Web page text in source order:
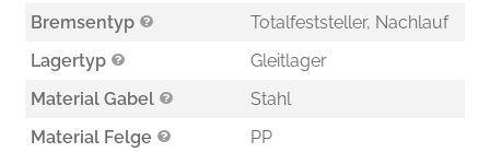
Bremsentyp
Totalfeststeller, Nachlauf
Lagertyp
Gleitlager
Material Gabel
Stahl
Material Felge
PP